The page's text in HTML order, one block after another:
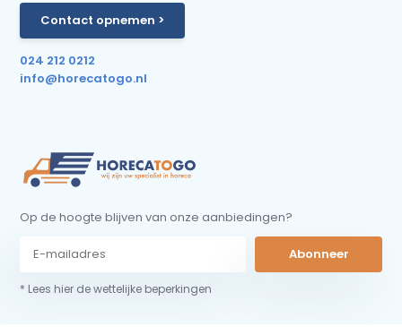
Contact opnemen >
024 212 0212
info@horecatogo.nl
Op de hoogte blijven van onze aanbiedingen?
Abonneer
* Lees hier de wettelijke beperkingen